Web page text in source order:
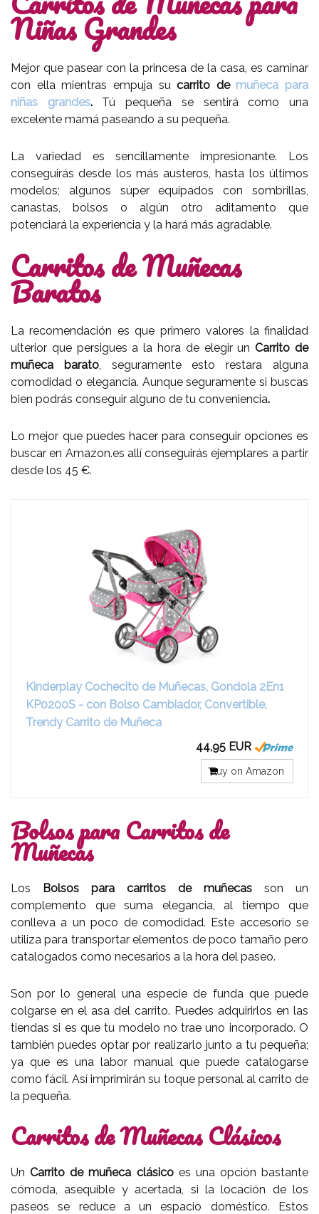
Niñas Grandes
Mejor que pasear con la princesa de la casa, es caminar
con ella mientras empuja sucarrito de muñeca para
niñas grandes.Tú pequeña se sentirá como una
excelente mamá paseando a su pequeña.
La variedad es sencillamente impresionante. Los
conseguirás desde los más austeros, hasta los últimos
modelos; algunos súper equipados con sombrillas,
canastas, bolsos o algún otro aditamento que
potenciará la experiencia y la hará más agradable.
Carritos de Muñecas
Baratos
La recomendación es que primero valores la finalidad
ulterior que persigues a la hora de elegir unCarrito de
muñeca barato, seguramente esto restara alguna
comodidad o elegancia. Aunque seguramente si buscas
bien podrás conseguir alguno de tu conveniencia.
Lo mejor que puedes hacer para conseguir opciones es
buscar en Amazon.es allí conseguirás ejemplares a partir
desde los 45 €.
Kinderplay Cochecito de Muñecas, Gondola 2En1
KP0200S - con Bolso Cambiador, Convertible,
Trendy Carrito de Muñeca
44,95 EUR
Buy on Amazon
Bolsos para Carritos de
Muñecas
Los Bolsos para carritos de muñecas son un
complemento que suma elegancia, al tiempo que
conlleva a un poco de comodidad. Este accesorio se
utiliza para transportar elementos de poco tamaño pero
catalogados como necesarios a la hora del paseo.
Son por lo general una especie de funda que puede
colgarse en el asa del carrito. Puedes adquirirlos en las
tiendas si es que tu modelo no trae uno incorporado. O
también puedes optar por realizarlo junto a tu pequeña;
ya que es una labor manual que puede catalogarse
como fácil. Así imprimirán su toque personal al carrito de
la pequeña.
Carritos de Muñecas Clásicos
UnCarrito de muñeca clásico es una opción bastante
cómoda, asequible y acertada, si la locación de los
paseos se reduce a un espacio doméstico. Estos